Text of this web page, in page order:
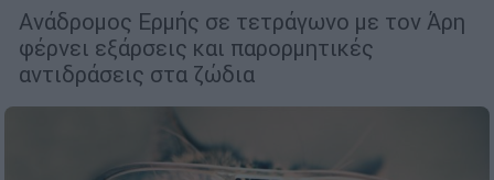
Ανάδρομος Ερμής σε τετράγωνο με τον Άρη
φέρνει εξάρσεις και παρορμητικές
αντιδράσεις στα ζώδια